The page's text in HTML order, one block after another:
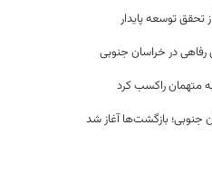
تحقق توسعه پایدار
در خراسان جنوبی
متهمان راکسب کرد